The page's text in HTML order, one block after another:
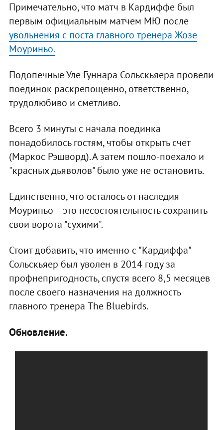
Примечательно, что матч в Кардиффе был
первым официальным матчем МЮ после
увольнения с поста главного тренера Жозе
Моуриньо.
Подопечные Уле Гуннара Сольскьяера провели
поединок раскрепощенно, ответственно,
трудолюбиво и сметливо.
Всего 3 минуты с начала поединка
понадобилось гостям, чтобы открыть счет
(Маркос Рэшворд). А затем пошло-поехало и
"красных дьяволов" было уже не остановить.
Единственно, что осталось от наследия
Моуриньо – это несостоятельность сохранить
свои ворота "сухими".
Стоит добавить, что именно с "Кардиффа"
Сольскьяер был уволен в 2014 году за
профнепригодность, спустя всего 8,5 месяцев
после своего назначения на должность
главного тренера The Bluebirds.
Обновление.